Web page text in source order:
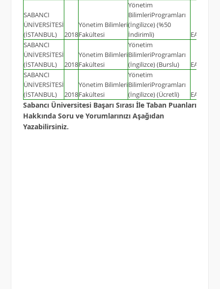
SABANCI
ÜNİVERSİTESİ
(İSTANBUL)
2018
Yönetim Bilimleri
Fakültesi
Yönetim
BilimleriProgramları
(İngilizce) (%50
İndirimli)
EA
SABANCI
ÜNİVERSİTESİ
(İSTANBUL)
2018
Yönetim Bilimleri
Fakültesi
Yönetim
BilimleriProgramları
(İngilizce) (Burslu)
EA
SABANCI
ÜNİVERSİTESİ
(İSTANBUL)
2018
Yönetim Bilimleri
Fakültesi
Yönetim
BilimleriProgramları
(İngilizce) (Ücretli)
EA
Sabancı Üniversitesi Başarı Sırası İle Taban Puanları
Hakkında Soru ve Yorumlarınızı Aşağıdan
Yazabilirsiniz.